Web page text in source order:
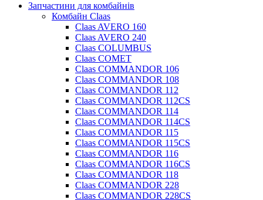
Запчастини для комбайнів
Комбайн Claas
Claas AVERO 160
Claas AVERO 240
Claas COLUMBUS
Claas COMET
Claas COMMANDOR 106
Claas COMMANDOR 108
Claas COMMANDOR 112
Claas COMMANDOR 112CS
Claas COMMANDOR 114
Claas COMMANDOR 114CS
Claas COMMANDOR 115
Claas COMMANDOR 115CS
Claas COMMANDOR 116
Claas COMMANDOR 116CS
Claas COMMANDOR 118
Claas COMMANDOR 228
Claas COMMANDOR 228CS